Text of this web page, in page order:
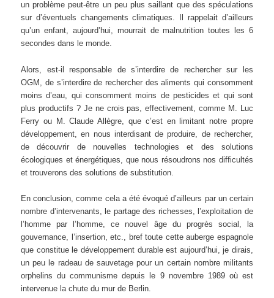
un problème peut-être un peu plus saillant que des spéculations
sur d’éventuels changements climatiques. Il rappelait d’ailleurs
qu’un enfant, aujourd’hui, mourrait de malnutrition toutes les 6
secondes dans le monde.
Alors, est-il responsable de s’interdire de rechercher sur les
OGM, de s’interdire de rechercher des aliments qui consomment
moins d’eau, qui consomment moins de pesticides et qui sont
plus productifs ? Je ne crois pas, effectivement, comme M. Luc
Ferry ou M. Claude Allègre, que c’est en limitant notre propre
développement, en nous interdisant de produire, de rechercher,
de découvrir de nouvelles technologies et des solutions
écologiques et énergétiques, que nous résoudrons nos difficultés
et trouverons des solutions de substitution.
En conclusion, comme cela a été évoqué d’ailleurs par un certain
nombre d’intervenants, le partage des richesses, l’exploitation de
l’homme par l’homme, ce nouvel âge du progrès social, la
gouvernance, l’insertion, etc., bref toute cette auberge espagnole
que constitue le développement durable est aujourd’hui, je dirais,
un peu le radeau de sauvetage pour un certain nombre militants
orphelins du communisme depuis le 9 novembre 1989 où est
intervenue la chute du mur de Berlin.